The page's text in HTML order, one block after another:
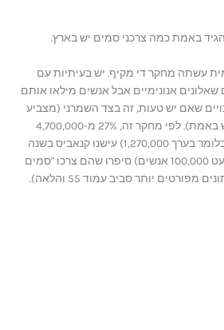
באמת כמה צרכני סמים יש בארץ.
הלאומית עשתה מחקר די מקיף. יש בעיתיות עם
אנונימיים אבל אנשים מילאו אותם
שאם יש טעות, זה בצד השמרני (מצביע
על פחות שימוש ממה שיש באמת). לפי מחקר זה, 27% מ-4,700,000
הבוגרים במדינת ישראל (כלומר בערך 1,270,000) עישנו קנאביס בשנה
האחרונה ו-2% (כלומר כמעט 100,000 אנשים) סיפרו שהם צרכו "סמים
יותר סביב עמוד 55 והלאה).